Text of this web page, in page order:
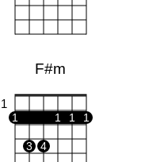
F#m
1
1 1 1 1
3 4